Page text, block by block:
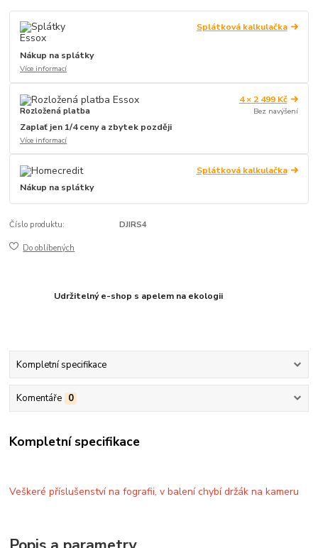
Splátková kalkulačka
Nákup na splátky
Více informací
Rozložená platba
4 × 2 499 Kč
Bez navýšení
Zaplať jen 1/4 ceny a zbytek později
Více informací
Splátková kalkulačka
Nákup na splátky
Číslo produktu: DJIRS4
Do oblíbených
Udržitelný e-shop s apelem na ekologii
Kompletní specifikace
Komentáře 0
Kompletní specifikace
Veškeré příslušenství na fografii, v balení chybí držák na kameru